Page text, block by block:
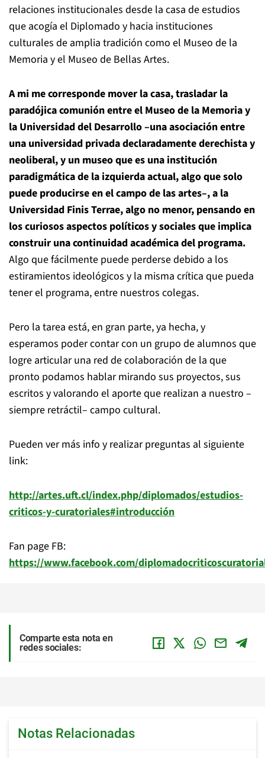
relaciones institucionales desde la casa de estudios
que acogía el Diplomado y hacia instituciones
culturales de amplia tradición como el Museo de la
Memoria y el Museo de Bellas Artes.
A mi me corresponde mover la casa, trasladar la
paradójica comunión entre el Museo de la Memoria y
la Universidad del Desarrollo –una asociación entre
una universidad privada declaradamente derechista y
neoliberal, y un museo que es una institución
paradigmática de la izquierda actual, algo que solo
puede producirse en el campo de las artes–, a la
Universidad Finis Terrae, algo no menor, pensando en
los curiosos aspectos políticos y sociales que implica
construir una continuidad académica del programa.
Algo que fácilmente puede perderse debido a los
estiramientos ideológicos y la misma crítica que pueda
tener el programa, entre nuestros colegas.
Pero la tarea está, en gran parte, ya hecha, y
esperamos poder contar con un grupo de alumnos que
logre articular una red de colaboración de la que
pronto podamos hablar mirando sus proyectos, sus
escritos y valorando el aporte que realizan a nuestro –
siempre retráctil– campo cultural.
Pueden ver más info y realizar preguntas al siguiente
link:
http://artes.uft.cl/index.php/diplomados/estudios-
criticos-y-curatoriales#introducción
Fan page FB:
https://www.facebook.com/
Comparte esta nota en
redes sociales:
Notas Relacionadas